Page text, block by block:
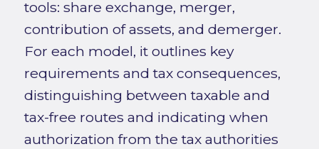
tools: share exchange, merger,
contribution of assets, and demerger.
For each model, it outlines key
requirements and tax consequences,
distinguishing between taxable and
tax-free routes and indicating when
authorization from the tax authorities